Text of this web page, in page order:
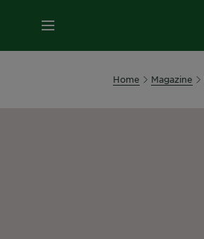
MENU
Home Magazine